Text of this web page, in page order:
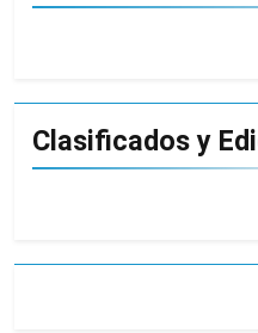
Clasificados y